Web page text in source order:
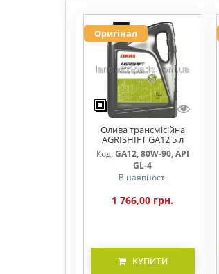
Оригінал
Олива трансмісійна
AGRISHIFT GA12 5 л
Код:GA12, 80W-90, API
GL-4
В наявності
1 766,00 грн.
КУПИТИ